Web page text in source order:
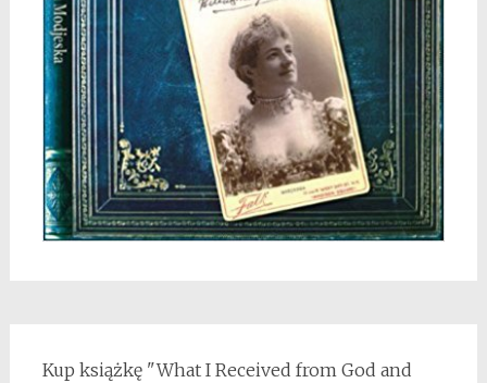
Kup książkę "What I Received from God and